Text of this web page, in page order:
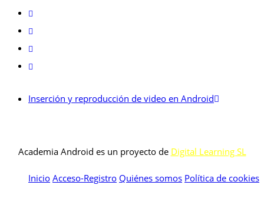
Inserción y reproducción de video en Android
Academia Android es un proyecto de Digital Learning SL
Inicio Acceso-Registro Quiénes somos Política de cookies